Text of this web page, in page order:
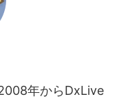
年からDxLive